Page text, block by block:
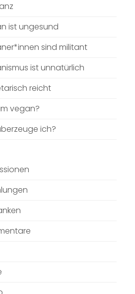
ist ungesund
sind militant
ist unnatürlich
reicht
vegan?
ich?